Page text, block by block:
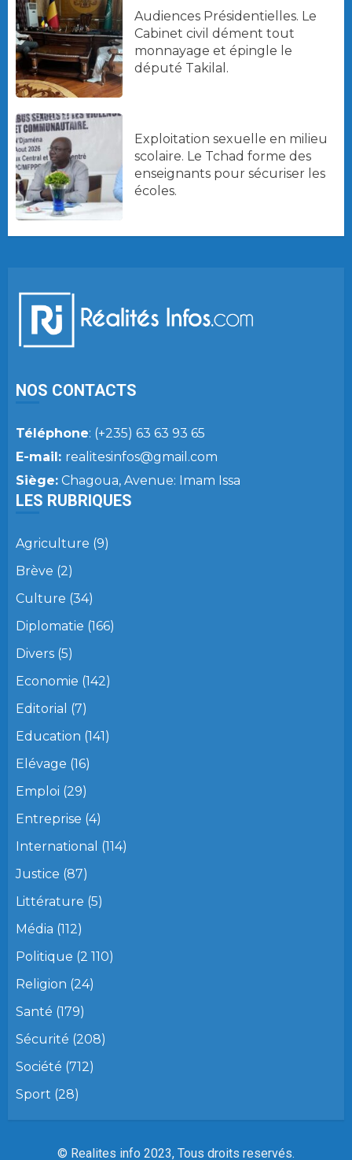
Audiences Présidentielles. Le
Cabinet civil dément tout
monnayage et épingle le
député Takilal.
Exploitation sexuelle en milieu
scolaire. Le Tchad forme des
enseignants pour sécuriser les
écoles.
NOS CONTACTS
Téléphone: (+235) 63 63 93 65
E-mail: realitesinfos@gmail.com
Siège: Chagoua, Avenue: Imam Issa
LES RUBRIQUES
Agriculture (9)
Brève (2)
Culture (34)
Diplomatie (166)
Divers (5)
Economie (142)
Editorial (7)
Education (141)
Elévage (16)
Emploi (29)
Entreprise (4)
International (114)
Justice (87)
Littérature (5)
Média (112)
Politique (2 110)
Religion (24)
Santé (179)
Sécurité (208)
Société (712)
Sport (28)